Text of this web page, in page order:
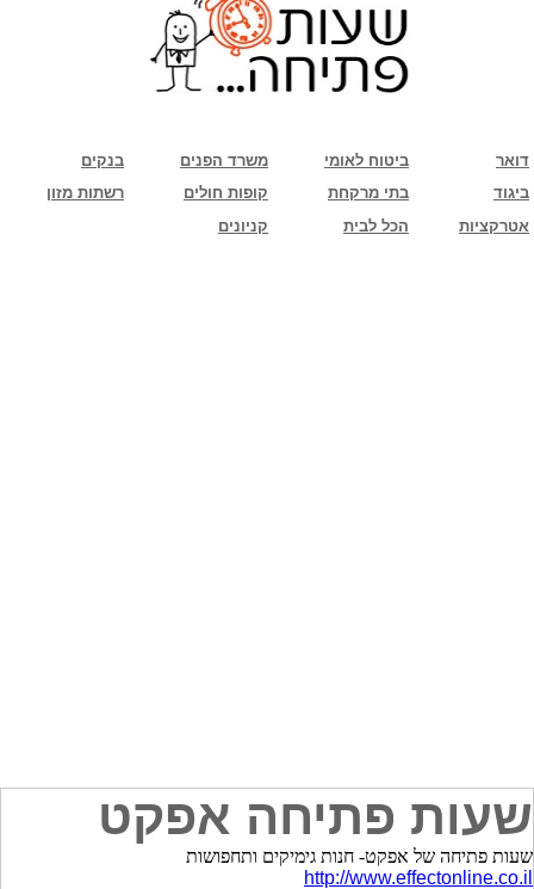
בנקים משרד הפנים ביטוח לאומי
דואר
רשתות מזון
קופות חולים בתי מרקחת
ביגוד
קניונים
הכל לבית אטרקציות
שעות פתיחה אפקט
שעות פתיחה של אפקט- חנות גימיקים ותחפושות
http://www.effectonline.co.il